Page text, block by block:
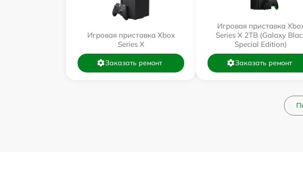
Игровая приставка Xbox
Series X
Заказать ремонт
Игровая приставка
Series X 2TB (Galaxy
Special Edition)
Заказать ремонт